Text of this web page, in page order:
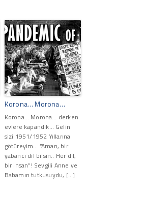
Korona… Morona…
Korona… Morona… derken
evlere kapandık… Gelin
sizi 1951/1952 Yıllarına
götüreyim… “Aman, bir
yabancı dil bilsin.. Her dil,
bir insan”! Sevgili Anne ve
Babamın tutkusuydu, […]